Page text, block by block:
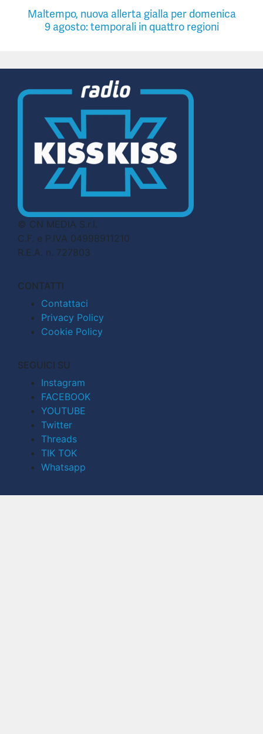
Maltempo, nuova allerta gialla per domenica
9 agosto: temporali in quattro regioni
© CN MEDIA S.r.l.
C.F. e P.IVA 04998911210
R.E.A. n. 727803
CONTATTI
Contattaci
Privacy Policy
Cookie Policy
SEGUICI SU
Instagram
FACEBOOK
YOUTUBE
Twitter
Threads
TIK TOK
Whatsapp